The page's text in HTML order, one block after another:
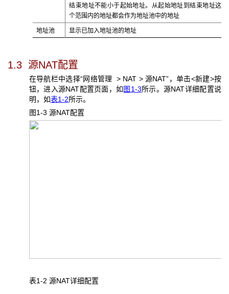
结束地址不能小于起始地址。从起始地址到结束地址这
个范围内的地址都会作为地址池中的地址
地址池 显示已加入地址池的地址
1.3 源NAT配置
在导航栏中选择“网络管理 > NAT > 源NAT”，单击<新建>按
钮，进入源NAT配置页面，如图1-3所示。源NAT详细配置说
明，如表1-2所示。
图1-3 源NAT配置
表1-2 源NAT详细配置